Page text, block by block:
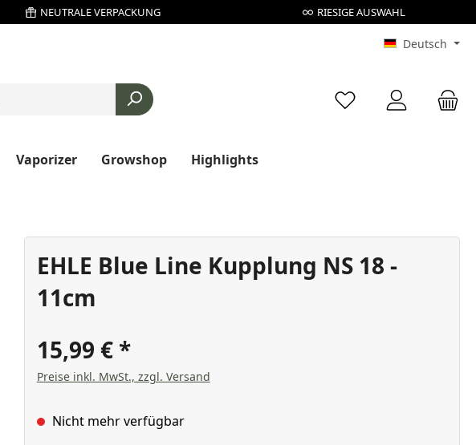
NEUTRALE VERPACKUNG RIESIGE AUSWAHL
Deutsch
Du hast 0 Produkte
Vaporizer Growshop Highlights
EHLE Blue Line Kupplung NS 18 -
11cm
15,99 €
Preise inkl. MwSt., zzgl. Versand
Nicht mehr verfügbar